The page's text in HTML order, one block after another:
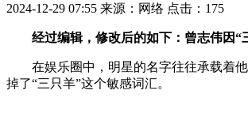
2024-12-29 07:55 来源：网络 点击： 175
经过编辑，修改后的如下：曾志伟因
在娱乐圈中，明星的名字往往承载着
掉了“三只羊”这个敏感词汇。